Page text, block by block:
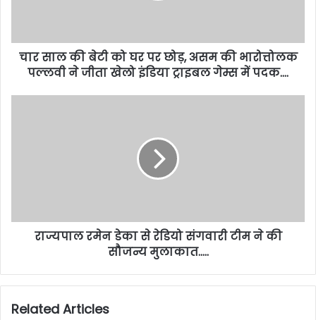
चार साल की बेटी को घर पर छोड़, असम की भारोत्तोलक
पल्लवी ने जीता खेलो इंडिया ट्राइबल गेम्स में पदक….
राज्यपाल रमेन डेका से रेडियो संगवारी टीम ने की
सौजन्य मुलाकात…..
Related Articles